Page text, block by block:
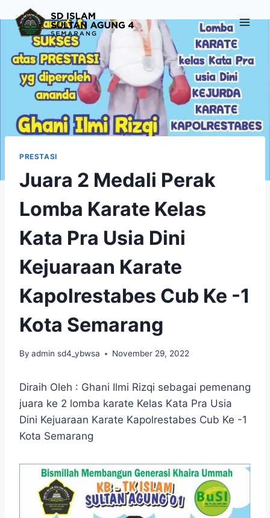
content
PRESTASI
Juara 2 Medali Perak
Lomba Karate Kelas
Kata Pra Usia Dini
Kejuaraan Karate
Kapolrestabes Cub Ke -1
Kota Semarang
By admin sd4_ybwsa November 29, 2022
Diraih Oleh : Ghani Ilmi Rizqi sebagai pemenang
juara ke 2 lomba karate Kelas Kata Pra Usia
Dini Kejuaraan Karate Kapolrestabes Cub Ke -1
Kota Semarang